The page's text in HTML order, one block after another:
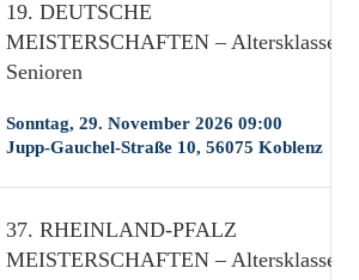
19. DEUTSCHE
MEISTERSCHAFTEN – Altersklasse
Senioren
Sonntag, 29. November 2026 09:00
Jupp-Gauchel-Straße 10, 56075 Koblenz
37. RHEINLAND-PFALZ
MEISTERSCHAFTEN – Altersklasse